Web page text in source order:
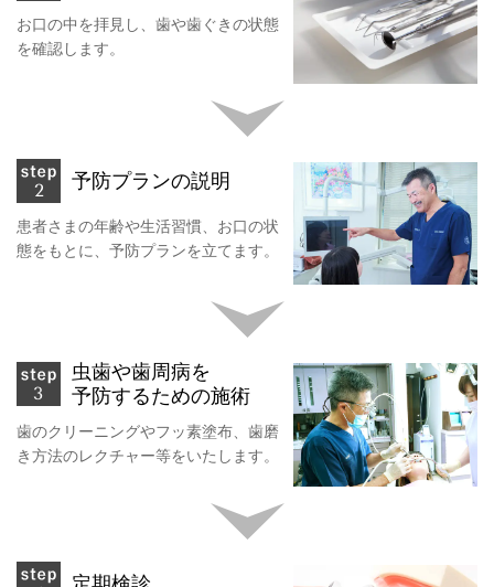
お口の中を拝見し、歯や歯ぐきの状態
を確認します。
予防プランの説明
患者さまの年齢や生活習慣、お口の状
態をもとに、予防プランを立てます。
虫歯や歯周病を
予防するための施術
歯のクリーニングやフッ素塗布、歯磨
き方法のレクチャー等をいたします。